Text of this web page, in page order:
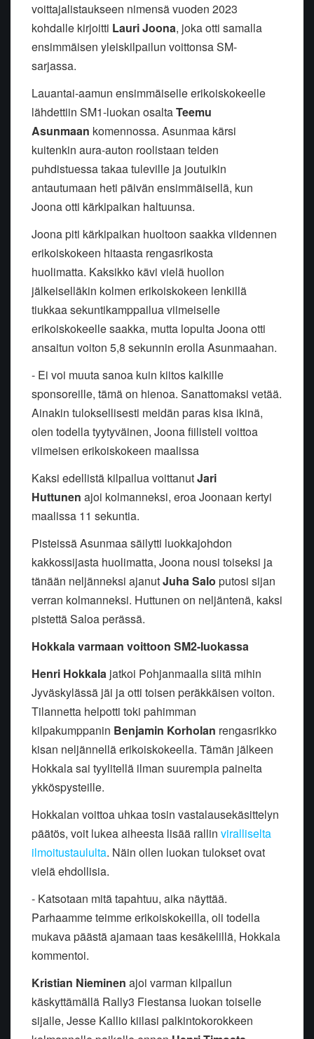
voittajalistaukseen nimensä vuoden 2023
kohdalle kirjoitti Lauri Joona, joka otti samalla
ensimmäisen yleiskilpailun voittonsa SM-
sarjassa.
Lauantai-aamun ensimmäiselle erikoiskokeelle
lähdettiin SM1-luokan osaltaTeemu
Asunmaan komennossa. Asunmaa kärsi
kuitenkin aura-auton roolistaan teiden
puhdistuessa takaa tuleville ja joutuikin
antautumaan heti päivän ensimmäisellä, kun
Joona otti kärkipaikan haltuunsa.
Joona piti kärkipaikan huoltoon saakka viidennen
erikoiskokeen hitaasta rengasrikosta
huolimatta. Kaksikko kävi vielä huollon
jälkeiselläkin kolmen erikoiskokeen lenkillä
tiukkaa sekuntikamppailua viimeiselle
erikoiskokeelle saakka, mutta lopulta Joona otti
ansaitun voiton 5,8 sekunnin erolla Asunmaahan.
- Ei voi muuta sanoa kuin kiitos kaikille
sponsoreille, tämä on hienoa. Sanattomaksi vetää.
Ainakin tuloksellisesti meidän paras kisa ikinä,
olen todella tyytyväinen, Joona fiilisteli voittoa
viimeisen erikoiskokeen maalissa
Kaksi edellistä kilpailua voittanutJari
Huttunen ajoi kolmanneksi, eroa Joonaan kertyi
maalissa 11 sekuntia.
Pisteissä Asunmaa säilytti luokkajohdon
kakkossijasta huolimatta, Joona nousi toiseksi ja
tänään neljänneksi ajanutJuha Salo putosi sijan
verran kolmanneksi. Huttunen on neljäntenä, kaksi
pistettä Saloa perässä.
Hokkala varmaan voittoon SM2-luokassa
Henri Hokkala jatkoi Pohjanmaalla siitä mihin
Jyväskylässä jäi ja otti toisen peräkkäisen voiton.
Tilannetta helpotti toki pahimman
kilpakumppanin Benjamin Korholan rengasrikko
kisan neljännellä erikoiskokeella. Tämän jälkeen
Hokkala sai tyylitellä ilman suurempia paineita
ykköspysteille.
Hokkalan voittoa uhkaa tosin vastalausekäsittelyn
päätös, voit lukea aiheesta lisää rallin viralliselta
ilmoitustaululta. Näin ollen luokan tulokset ovat
vielä ehdollisia.
- Katsotaan mitä tapahtuu, aika näyttää.
Parhaamme teimme erikoiskokeilla, oli todella
mukava päästä ajamaan taas kesäkelillä, Hokkala
kommentoi.
Kristian Nieminen ajoi varman kilpailun
käskyttämällä Rally3 Fiestansa luokan toiselle
sijalle, Jesse Kallio kiilasi palkintokorokkeen